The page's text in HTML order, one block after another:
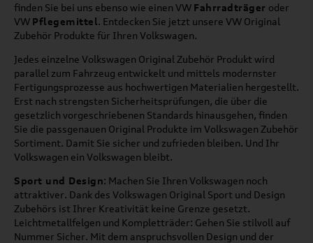
finden Sie bei uns ebenso wie einen VW Fahrradträger oder
VW Pflegemittel. Entdecken Sie jetzt unsere VW Original
Zubehör Produkte für Ihren Volkswagen.
Jedes einzelne Volkswagen Original Zubehör Produkt wird
parallel zum Fahrzeug entwickelt und mittels modernster
Fertigungsprozesse aus hochwertigen Materialien hergestellt.
Erst nach strengsten Sicherheitsprüfungen, die über die
gesetzlich vorgeschriebenen Standards hinausgehen, finden
Sie die passgenauen Original Produkte im Volkswagen Zubehör
Sortiment. Damit Sie sicher und zufrieden bleiben. Und Ihr
Volkswagen ein Volkswagen bleibt.
Sport und Design: Machen Sie Ihren Volkswagen noch
attraktiver. Dank des Volkswagen Original Sport und Design
Zubehörs ist Ihrer Kreativität keine Grenze gesetzt.
Leichtmetallfelgen und Kompletträder: Gehen Sie stilvoll auf
Nummer Sicher. Mit dem anspruchsvollen Design und der